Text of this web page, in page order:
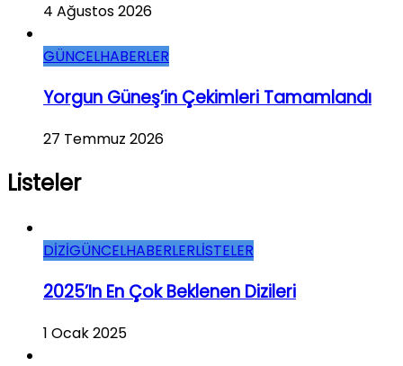
4 Ağustos 2026
GÜNCELHABERLER
Yorgun Güneş’in Çekimleri Tamamlandı
27 Temmuz 2026
Listeler
DİZİGÜNCELHABERLERLİSTELER
2025’in En Çok Beklenen Dizileri
1 Ocak 2025